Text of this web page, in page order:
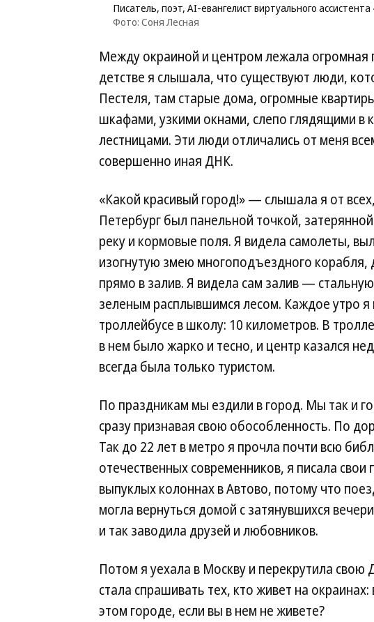
Писатель, поэт, AI-евангелист виртуального
Фото: Соня Лесная
Между окраиной и центром лежала огромная
детстве я слышала, что существуют люди,
Пестеля, там старые дома, огромные
шкафами, узкими окнами, слепо глядящими в
лестницами. Эти люди отличались от меня
совершенно иная ДНК.
«Какой красивый город!» — слышала я от
Петербург был панельной точкой,
реку и кормовые поля. Я видела самолеты,
изогнутую змею многоподъездного
прямо в залив. Я видела сам залив —
зеленым расплывшимся лесом. Каждое утро я
троллейбусе в школу: 10 километров. В
в нем было жарко и тесно, и центр казался
всегда была только туристом.
По праздникам мы ездили в город. Мы так и
сразу признавая свою обособленность. По
Так до 22 лет в метро я прочла почти всю
отечественных современников, я писала
выпуклых колоннах в Автово, потому что
могла вернуться домой с затянувшихся
и так заводила друзей и любовников.
Потом я уехала в Москву и перекрутила свою
стала спрашивать тех, кто живет на
этом городе, если вы в нем не живете?